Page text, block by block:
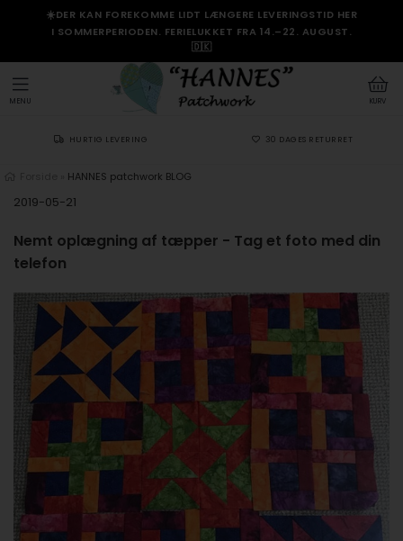
☀️DER KAN FOREKOMME LIDT LÆNGERE LEVERINGSTID HER
I SOMMERPERIODEN. FERIELUKKET FRA 14.–22. AUGUST.
🇩🇰
KURV
MENU
HURTIG LEVERING 30 DAGES RETURRET
HANNES patchwork BLOG
2019-05-21
Nemt oplægning af tæpper - Tag et foto med din
telefon